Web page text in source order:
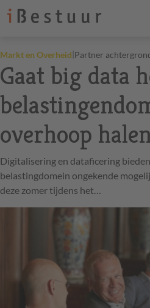
Markt en Overheid|Partner
Gaat big data
overhoop
Digitalisering en dataficering
belastingdomein ongekende
deze zomer tijdens het…